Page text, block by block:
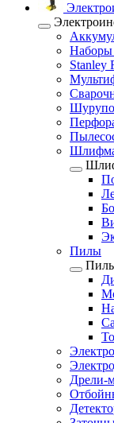
Наборы
Stanley
Пилы
Дрели-